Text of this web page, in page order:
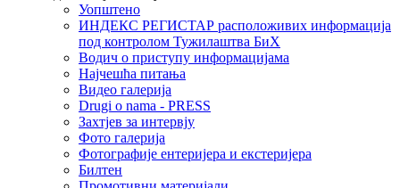
Уопштено
ИНДЕКС РЕГИСТАР расположивих информација
под контролом Тужилаштва БиХ
Водич о приступу информацијама
Најчешћа питања
Видео галерија
Drugi o nama - PRESS
Захтјев за интервју
Фото галерија
Фотографије ентеријера и екстеријера
Билтен